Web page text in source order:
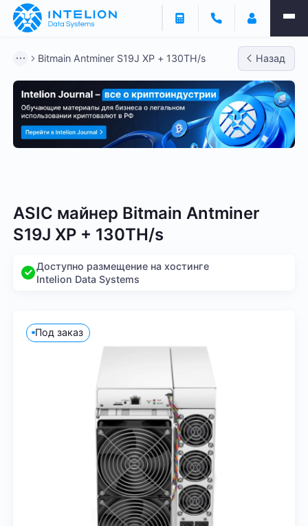
Bitmain Antminer S19J XP + 130TH/s Назад
ASIC майнер Bitmain Antminer
S19J XP + 130TH/s
Доступно размещение на хостинге
Intelion Data Systems
Под заказ